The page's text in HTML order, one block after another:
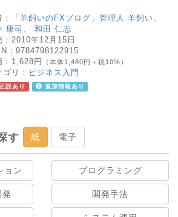
「羊飼いのFXブログ」管理人 羊飼い
康司
和田 仁志
2010年12月15日
： 9784798122915
1,628円 （本体1,480円＋税10%）
ゴリ： ビジネス入門
誤あり 追加情報あり
す 紙 電子
ョン プログラミング
開発手法